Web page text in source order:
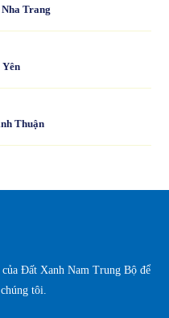
Trang
Thuận
Đất Xanh Nam Trung Bộđể
tôi.